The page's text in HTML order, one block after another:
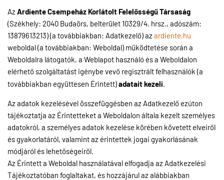
AzArdiente Csempeház Korlátolt Felelősségű Társaság
(Székhely: 2040 Budaörs, belterület 10329/4. hrsz., adószám:
13879613213) (a továbbiakban: Adatkezelő) azardiente.hu
weboldal (a továbbiakban: Weboldal) működtetése során a
Weboldalra látogatók, a Weblapot használó és a Weboldalon
elérhető szolgáltatást igénybe vevő regisztrált felhasználók (a
továbbiakban együttesen Érintett)adatait kezeli.
Az adatok kezelésével összefüggésben az Adatkezelő ezúton
tájékoztatja az Érintetteket a Weboldalon általa kezelt személyes
adatokról, a személyes adatok kezelése körében követett elveiről
és gyakorlatáról, valamint az érintettek jogai gyakorlásának
módjáról és lehetőségeiről.
Az Érintett a Weboldal használatával elfogadja az Adatkezelési
Tájékoztatóban foglaltakat, és hozzájárul az alábbiakban